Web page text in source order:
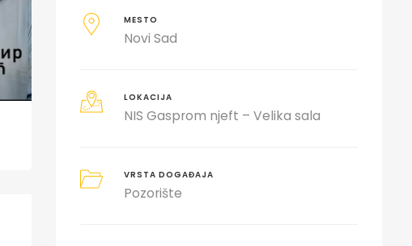
MESTO
Novi Sad
LOKACIJA
NIS Gasprom njeft – Velika sala
VRSTA DOGAĐAJA
Pozorište